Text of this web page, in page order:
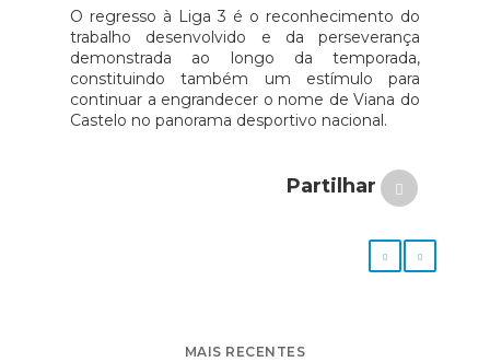
O regresso à Liga 3 é o reconhecimento do
trabalho desenvolvido e da perseverança
demonstrada ao longo da temporada,
constituindo também um estímulo para
continuar a engrandecer o nome de Viana do
Castelo no panorama desportivo nacional.
Partilhar
MAIS RECENTES